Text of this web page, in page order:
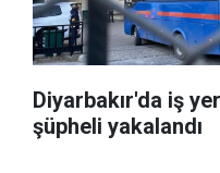
Diyarbakır'da iş
şüpheli yakalandı